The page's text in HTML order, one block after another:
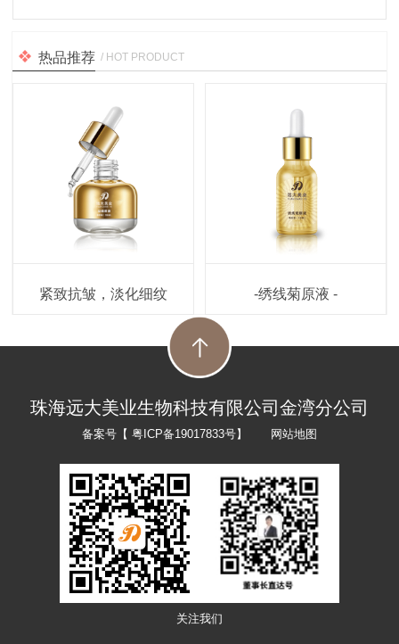
热品推荐 / HOT PRODUCT
紧致抗皱，淡化细纹 -绣线菊原液 -
珠海远大美业生物科技有限公司金湾分公司
备案号【 粤ICP备19017833号】 网站地图
关注我们